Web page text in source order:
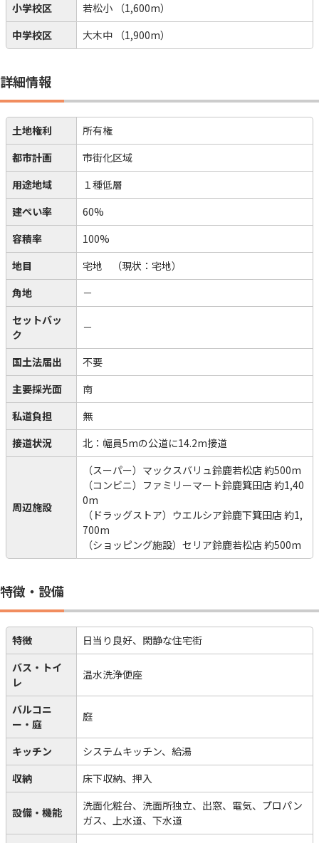
小学校区
若松小
（1,600m）
中学校区
大木中 （1,900m）
詳細情報
土地権利
所有権
都市計画
市街化区域
用途地域
１種低層
建ぺい率
60%
容積率
100%
地目
宅地
（現状：宅地）
角地
－
セットバッ
ク
－
国土法届出
不要
主要採光面
南
私道負担
無
接道状況
北：幅員5mの公道に14.2m接道
周辺施設
（スーパー）マックスバリュ鈴鹿若松店 約500m
（コンビニ）ファミリーマート鈴鹿箕田店 約1,40
0m
（ドラッグストア）ウエルシア鈴鹿下箕田店 約1,
700m
（ショッピング施設）セリア鈴鹿若松店 約500m
特徴・設備
特徴
日当り良好、閑静な住宅街
バス・トイ
レ
温水洗浄便座
バルコニ
ー・庭
庭
キッチン
システムキッチン、給湯
収納
床下収納、押入
設備・機能
洗面化粧台、洗面所独立、出窓、電気、プロパン
ガス、上水道、下水道